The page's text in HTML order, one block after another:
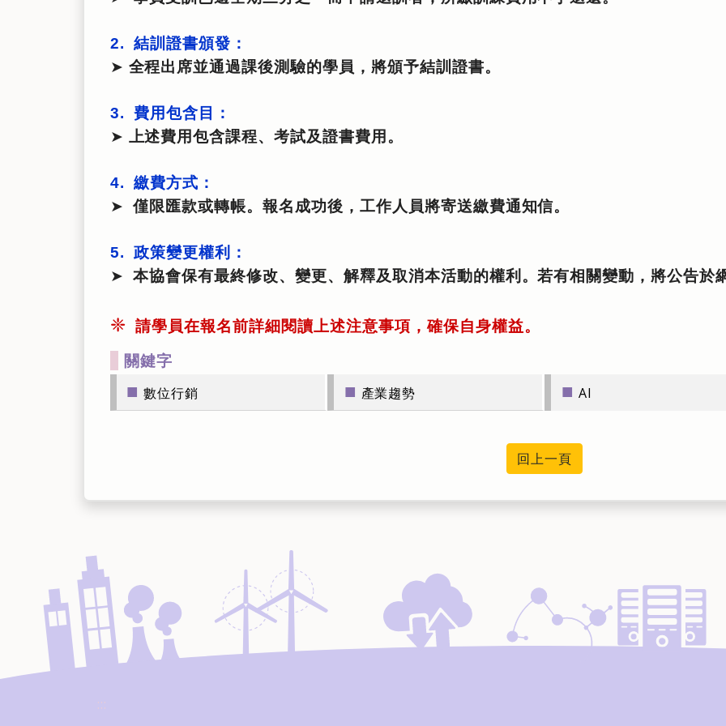
2. 結訓證書頒發：
➤ 全程出席並通過課後測驗的學員，將頒予結訓證書。
3. 費用包含目：
➤ 上述費用包含課程、考試及證書費用 。
4. 繳費方式：
➤ 僅限匯款或轉帳。報名成功後，工作人員將寄送繳費通知信。
5. 政策變更權利：
➤ 本協會保有最終修改、變更、解釋及取消本活動的權利。若有相關變動，將公告於
❈ 請學員在報名前詳細閱讀上述注意事項，確保自身權益。
關鍵字
■ 數位行銷 ■ 產業趨勢 ■ AI
回上一頁
:::